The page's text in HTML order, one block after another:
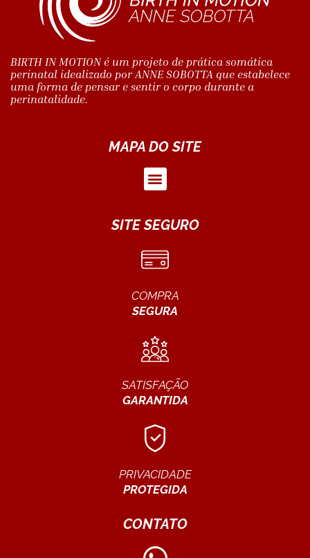
BIRTH IN MOTION é um projeto de prática somática
perinatal idealizado por ANNE SOBOTTA que estabelece
uma forma de pensar e sentir o corpo durante a
perinatalidade.
MAPA DO SITE
SITE SEGURO
COMPRA
SEGURA
SATISFAÇÃO
GARANTIDA
PRIVACIDADE
PROTEGIDA
CONTATO